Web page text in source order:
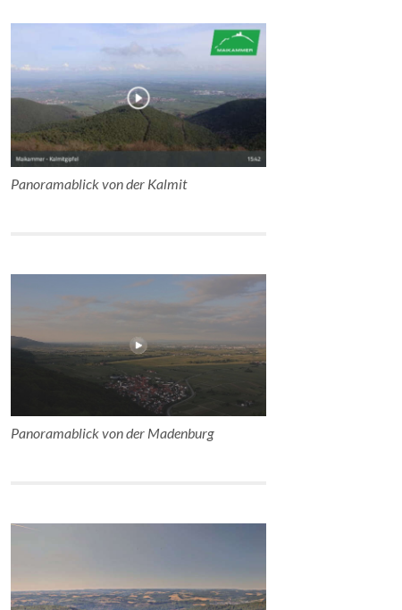
Panoramablick von der Kalmit
Panoramablick von der Madenburg